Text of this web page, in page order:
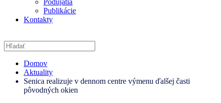
Podujatia
Publikácie
Kontakty
Domov
Aktuality
Senica realizuje v dennom centre výmenu ďalšej časti
pôvodných okien